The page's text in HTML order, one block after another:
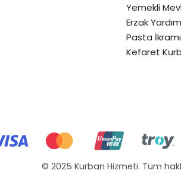
Yemekli
Erzak
Pasta İkramı
Kefaret
© 2025 Kurban Hizmeti. Tüm